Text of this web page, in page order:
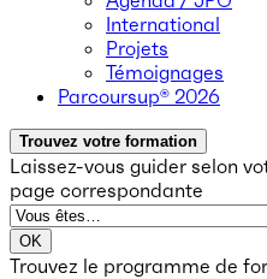
International
Projets
Témoignages
Parcoursup® 2026
Trouvez votre formation
Laissez-vous guider selon
page correspondante
OK
Trouvez le programme de